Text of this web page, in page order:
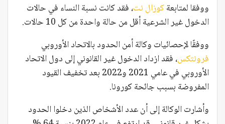
ووفقا لمتابعةكوزال نت، فقد كانت نسبة النساء في حالات
الدخول غير الشرعية أقل من حالة واحدة من كل 10 حالات.
ووفقًا لإحصائيات وكالة أمن الحدود بالاتحاد الأوروبي
فرونتكس، فقد ازداد الدخول غير القانوني إلى دول الاتحاد
الأوروبي في عامي 2021 و2022 بعد تخفيف القيود
المفروضة بسبب جائحة كورونا.
وأشارت الوكالة إلى أن عدد الأشخاص الذين دخلوا الحدود